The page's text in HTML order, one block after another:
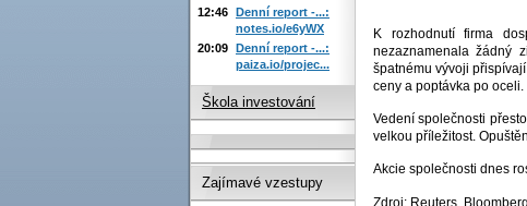
K rozhodnutí firma
nezaznamenala žádný
špatnému vývoji
ceny a poptávka po oceli.
Vedení společnosti
velkou příležitost.
Akcie společnosti dnes
Zdroj: Reuters, Bloomberg
12:46 Denní report -...:
notes.io/e6yWX
20:09 Denní report -...:
paiza.io/projec...
Škola investování
Zajímavé vzestupy